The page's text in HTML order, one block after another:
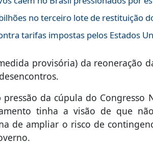
no terceiro lote de restituição
tarifas impostas pelos Estados
provisória) da reoneração
pressão da cúpula do
tinha a visão de que
de ampliar o risco de